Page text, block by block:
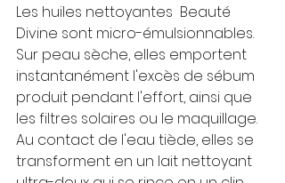
Les huiles nettoyantes  Beauté
Divine sont micro-émulsionnables.
Sur peau sèche, elles emportent
instantanément l'excès de sébum
produit pendant l'effort, ainsi que
les filtres solaires ou le maquillage.
Au contact de l'eau tiède, elles se
transforment en un lait nettoyant